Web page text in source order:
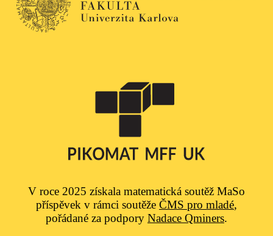
V roce 2025 získala matematická soutěž MaSo
příspěvek v rámci soutěže ČMS pro mladé,
pořádané za podpory Nadace Qminers.